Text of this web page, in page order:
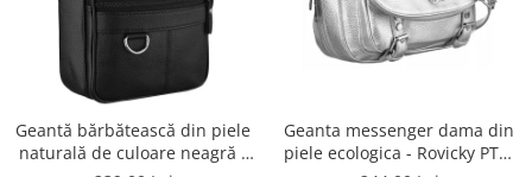
Geantă bărbătească din piele
naturală de culoare neagră -
Geanta messenger dama din
piele ecologica - Rovicky PTR-